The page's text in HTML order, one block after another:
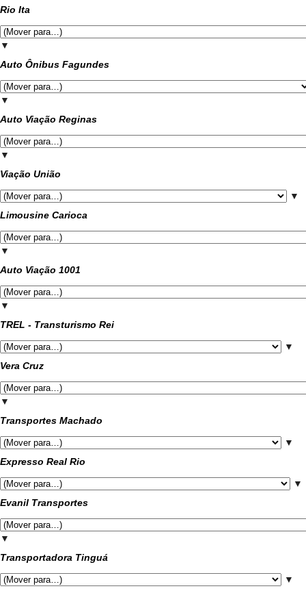
Rio Ita
▼
Auto Ônibus Fagundes
▼
Auto Viação Reginas
▼
Viação União
▼
Limousine Carioca
▼
Auto Viação 1001
▼
TREL - Transturismo Rei
▼
Vera Cruz
▼
Transportes Machado
▼
Expresso Real Rio
▼
Evanil Transportes
▼
Transportadora Tinguá
▼